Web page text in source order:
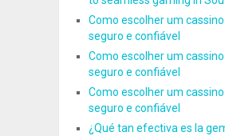
Como escolher um
seguro e confiável
Como escolher um
seguro e confiável
Como escolher um
seguro e confiável
¿Qué tan efectiva es la